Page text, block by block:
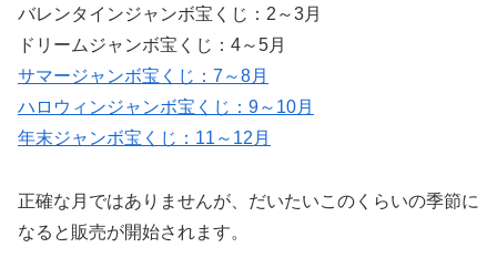
バレンタインジャンボ宝くじ：2～3月
ドリームジャンボ宝くじ：4～5月
サマージャンボ宝くじ：7～8月
ハロウィンジャンボ宝くじ：9～10月
年末ジャンボ宝くじ：11～12月
正確な月ではありませんが、だいたいこのくらいの季節に
なると販売が開始されます。